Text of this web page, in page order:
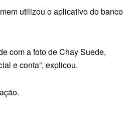
utilizou o aplicativo do banco
com a foto de Chay Suede,
e conta”, explicou.